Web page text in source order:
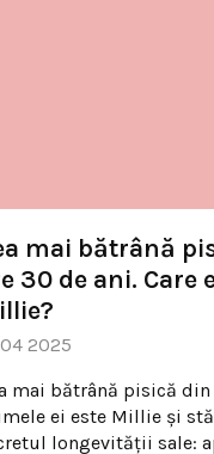
mai bătrână
30 de ani. Care
2025
mai bătrână pisică
ei este Millie și
longevității sale: